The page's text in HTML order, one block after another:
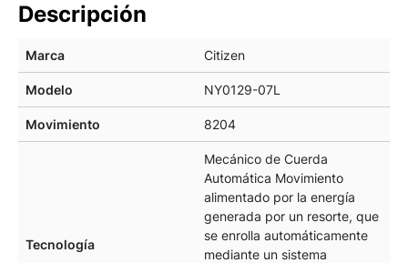
Descripción
Marca Citizen
Modelo NY0129-07L
Movimiento 8204
Tecnología
Mecánico de Cuerda
Automática Movimiento
alimentado por la energía
generada por un resorte, que
se enrolla automáticamente
mediante un sistema